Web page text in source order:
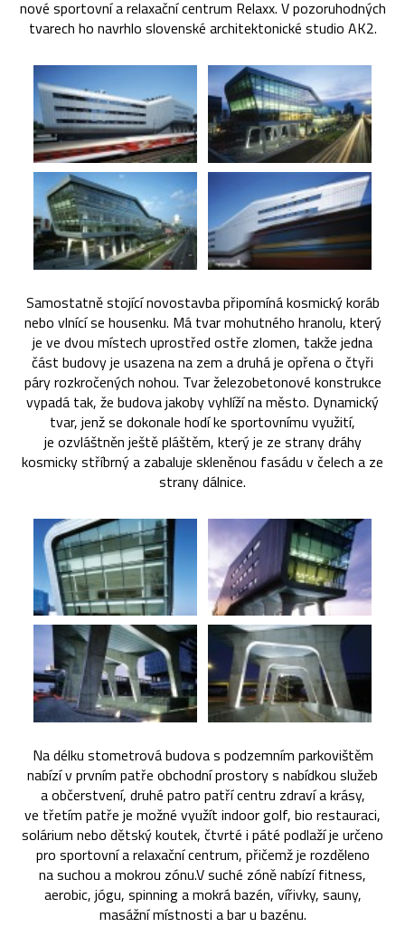
nové sportovní a relaxační centrum Relaxx. V pozoruhodných
tvarech ho navrhlo slovenské architektonické studio AK2.
Samostatně stojící novostavba připomíná kosmický koráb
nebo vlnící se housenku. Má tvar mohutného hranolu, který
je ve dvou místech uprostřed ostře zlomen, takže jedna
část budovy je usazena na zem a druhá je opřena o čtyři
páry rozkročených nohou. Tvar železobetonové konstrukce
vypadá tak, že budova jakoby vyhlíží na město. Dynamický
tvar, jenž se dokonale hodí ke sportovnímu využití,
je ozvláštněn ještě pláštěm, který je ze strany dráhy
kosmicky stříbrný a zabaluje skleněnou fasádu v čelech a ze
strany dálnice.
Na délku stometrová budova s podzemním parkovištěm
nabízí v prvním patře obchodní prostory s nabídkou služeb
a občerstvení, druhé patro patří centru zdraví a krásy,
ve třetím patře je možné využít indoor golf, bio restauraci,
solárium nebo dětský koutek, čtvrté i páté podlaží je určeno
pro sportovní a relaxační centrum, přičemž je rozděleno
na suchou a mokrou zónu.V suché zóně nabízí fitness,
aerobic, jógu, spinning a mokrá bazén, vířivky, sauny,
masážní místnosti a bar u bazénu.